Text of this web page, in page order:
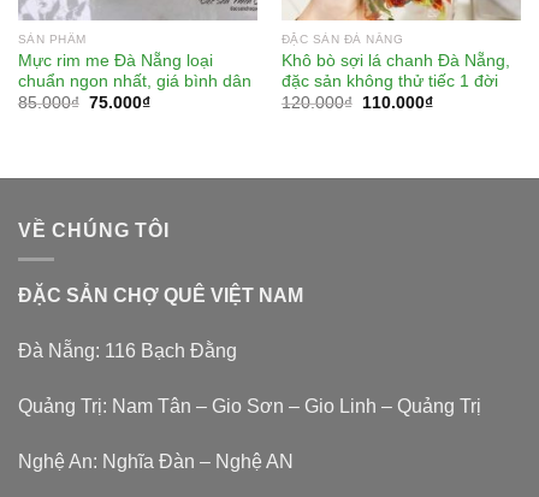
SẢN PHẨM
Mực rim me Đà Nẵng loại
chuẩn ngon nhất, giá bình dân
85.000₫ 75.000₫
ĐẶC SẢN ĐÀ NẴNG
Khô bò sợi lá chanh Đà Nẵng,
đặc sản không thử tiếc 1 đời
120.000₫ 110.000₫
VỀ CHÚNG TÔI
ĐẶC SẢN CHỢ QUÊ VIỆT NAM
Đà Nẵng: 116 Bạch Đằng
Quảng Trị: Nam Tân – Gio Sơn – Gio Linh – Quảng Trị
Nghệ An: Nghĩa Đàn – Nghệ AN